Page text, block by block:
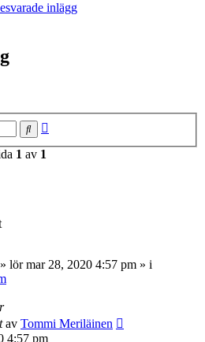
inlägg
Sök
1 av 1
» lör mar 28, 2020 4:57 pm » i
av Tommi Meriläinen
4:57 pm